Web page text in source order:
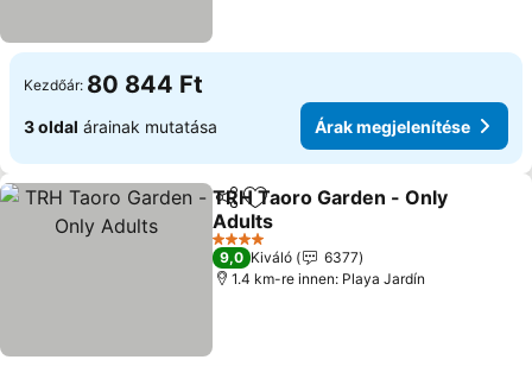
Kezdőár: 80 844 Ft
3 oldal árainak mutatása Árak megjelenítése
Megosztás
Hozzáadás a kedvencekhez
TRH Taoro Garden - Only
Adults
Árak megjelenítése
4 Kategória
9,0 Kiváló
6377
1.4 km-re innen: Playa Jardín